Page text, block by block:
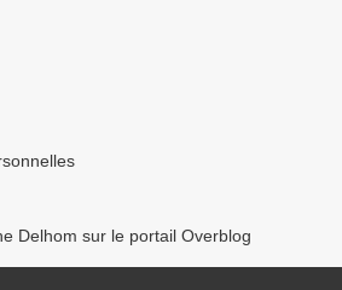
Delhom sur le portail Overblog